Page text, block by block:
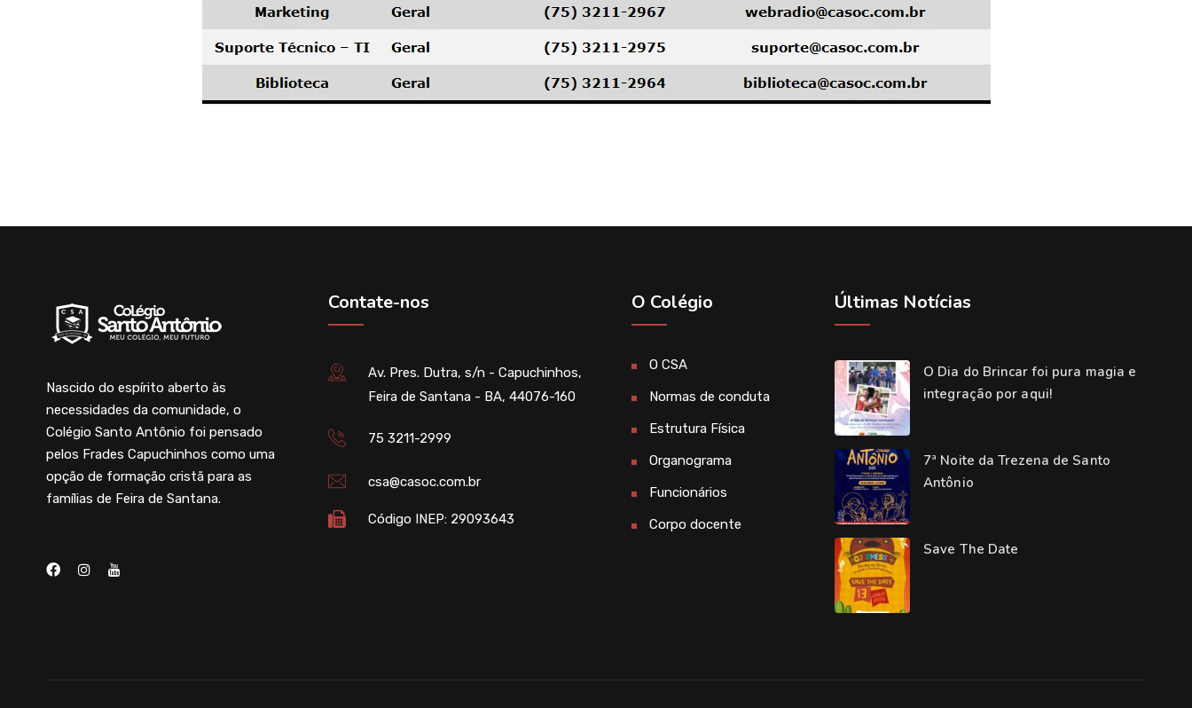
Nascido do espírito aberto às
necessidades da comunidade, o
Colégio Santo Antônio foi pensado
pelos Frades Capuchinhos como uma
opção de formação cristã para as
famílias de Feira de Santana.
Contate-nos
Av. Pres. Dutra, s/n - Capuchinhos,
Feira de Santana - BA, 44076-160
75 3211-2999
csa@casoc.com.br
Código INEP: 29093643
O Colégio
O CSA
Normas de conduta
Estrutura Física
Organograma
Funcionários
Corpo docente
Últimas Notícias
O Dia do Brincar foi pura magia e
integração por aqui!
7ª Noite da Trezena de Santo
Antônio
Save The Date